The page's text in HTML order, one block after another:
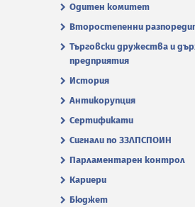
Одитен комитет
Второстепенни
Търговски дружества и
предприятия
История
Антикорупция
Сертификати
Сигнали по ЗЗЛПСПОИН
Парламентарен контрол
Кариери
Бюджет